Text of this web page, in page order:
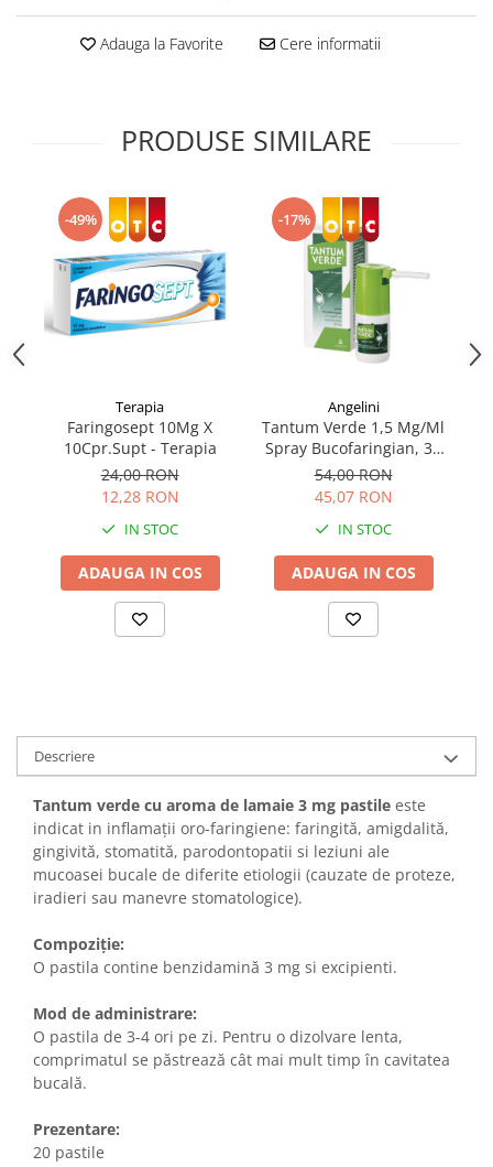
Adauga la Favorite Cere informatii
PRODUSE SIMILARE
-49%
Terapia
Faringosept 10Mg X
10Cpr.Supt - Terapia
24,00 RON
12,28 RON
IN STOC
ADAUGA IN COS
-17%
Angelini
Tantum Verde 1,5 Mg/Ml
Spray Bucofaringian, 30
Ml
54,00 RON
45,07 RON
IN STOC
ADAUGA IN COS
Descriere
Tantum verde cu aroma de lamaie 3 mg pastile este
indicat in inflamații oro-faringiene: faringită, amigdalită,
gingivită, stomatită, parodontopatii si leziuni ale
mucoasei bucale de diferite etiologii (cauzate de proteze,
iradieri sau manevre stomatologice).
Compoziție:
O pastila contine benzidamină 3 mg si excipienti.
Mod de administrare:
O pastila de 3-4 ori pe zi. Pentru o dizolvare lenta,
comprimatul se păstrează cât mai mult timp în cavitatea
bucală.
Prezentare:
20 pastile